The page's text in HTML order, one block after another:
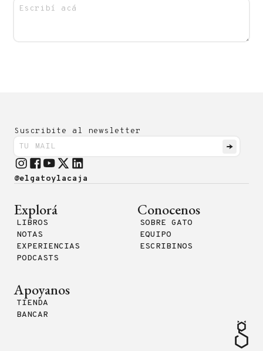
Suscribite al newsletter
@elgatoylacaja
Explorá
LIBROS
NOTAS
EXPERIENCIAS
PODCASTS
Conocenos
SOBRE GATO
EQUIPO
ESCRIBINOS
Apoyanos
TIENDA
BANCAR